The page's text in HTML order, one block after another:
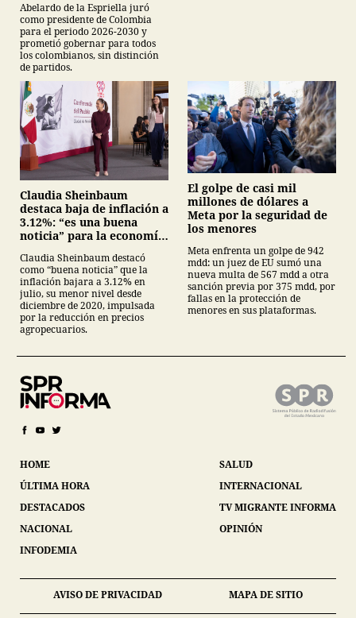
Abelardo de la Espriella juró
como presidente de Colombia
para el periodo 2026-2030 y
prometió gobernar para todos
los colombianos, sin distinción
de partidos.
Claudia Sheinbaum
destaca baja de inflación a
3.12%: “es una buena
noticia” para la economía
Claudia Sheinbaum destacó
como “buena noticia” que la
inflación bajara a 3.12% en
julio, su menor nivel desde
diciembre de 2020, impulsada
por la reducción en precios
agropecuarios.
El golpe de casi mil
millones de dólares a
Meta por la seguridad de
los menores
Meta enfrenta un golpe de 942
mdd: un juez de EU sumó una
nueva multa de 567 mdd a otra
sanción previa por 375 mdd, por
fallas en la protección de
menores en sus plataformas.
HOME
ÚLTIMA HORA
DESTACADOS
NACIONAL
INFODEMIA
SALUD
INTERNACIONAL
TV MIGRANTE INFORMA
OPINIÓN
AVISO DE PRIVACIDAD MAPA DE SITIO